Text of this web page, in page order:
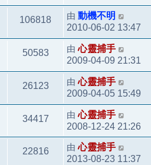
106818 由 動機不明
2010-06-02 13:47
50583 由心靈捕手
2009-04-09 21:31
26123 由心靈捕手
2009-04-05 15:49
34417 由心靈捕手
2008-12-24 21:26
22816 由心靈捕手
2013-08-23 11:37